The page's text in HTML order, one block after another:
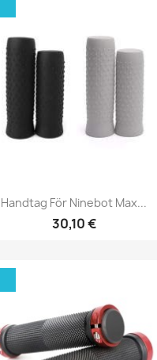
Snabbvy
Handtag För Ninebot Max...
30,10 €